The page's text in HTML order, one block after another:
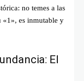
no temes a las
«1», es inmutable y
El